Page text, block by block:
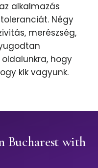
alkalmazás
Négy
merészség,
hogy
kik vagyunk.
Bucharest with